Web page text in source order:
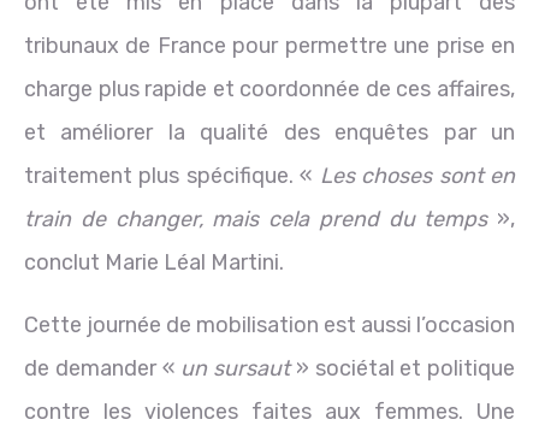
tribunaux de France pour permettre une prise en
charge plus rapide et coordonnée de ces affaires,
et améliorer la qualité des enquêtes par un
traitement plus spécifique. « Les choses sont en
train de changer, mais cela prend du temps»,
conclut Marie Léal Martini.
Cette journée de mobilisation est aussi l’occasion
de demander « un sursaut» sociétal et politique
contre les violences faites aux femmes. Une